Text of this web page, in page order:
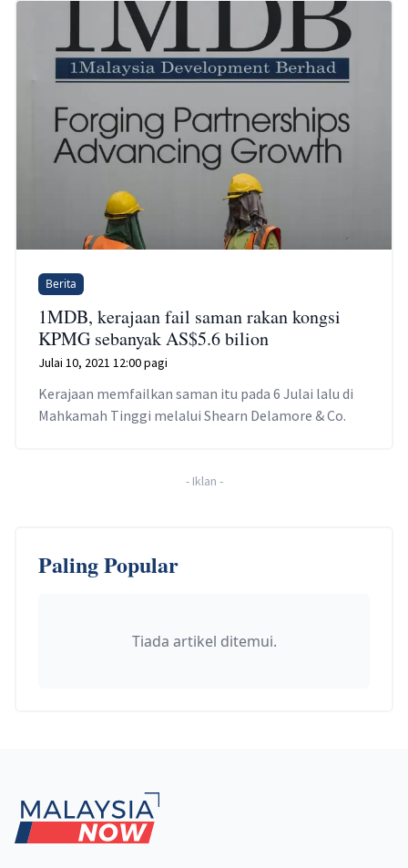
Berita
1MDB, kerajaan fail saman rakan kongsi
KPMG sebanyak AS$5.6 bilion
Julai 10, 2021 12:00 pagi
Kerajaan memfailkan saman itu pada 6 Julai lalu di
Mahkamah Tinggi melalui Shearn Delamore & Co.
- Iklan -
Paling Popular
Tiada artikel ditemui.